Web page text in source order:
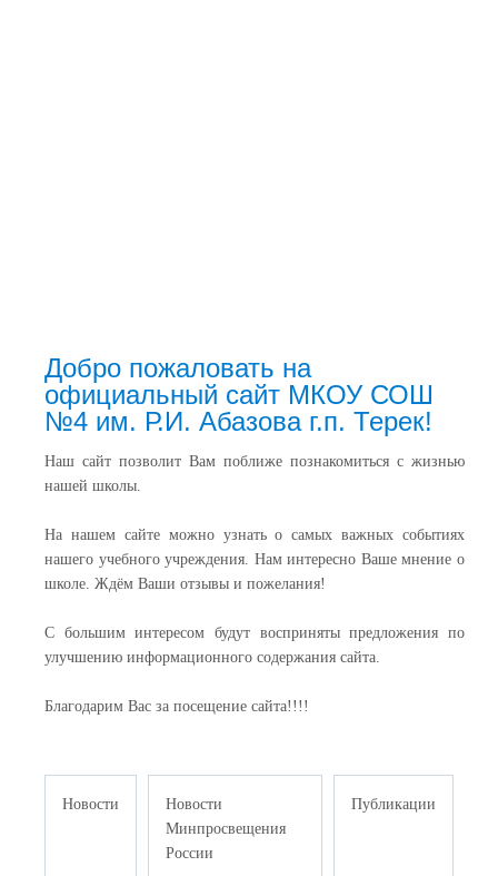
Добро пожаловать на
официальный сайт МКОУ СОШ
№4 им. Р.И. Абазова г.п. Терек!
Наш сайт позволит Вам поближе познакомиться с жизнью
нашей школы.
На нашем сайте можно узнать о самых важных событиях
нашего учебного учреждения. Нам интересно Ваше мнение о
школе. Ждём Ваши отзывы и пожелания!
С большим интересом будут восприняты предложения по
улучшению информационного содержания сайта.
Благодарим Вас за посещение сайта!!!!
Новости
Новости
Минпросвещения
России
Публикации